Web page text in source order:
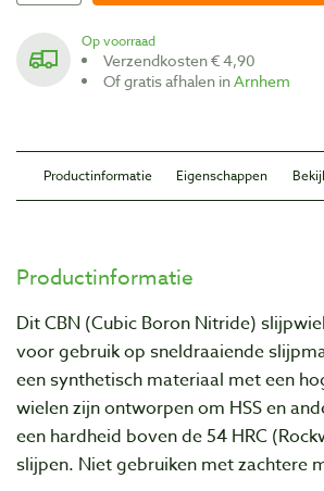
Op voorraad
Verzendkosten € 4,90
Of gratis afhalen inArnhem
Productinformatie Eigenschappen
Productinformatie
Dit CBN (Cubic Boron Nitride)
voor gebruik op sneldraaiende
een synthetisch materiaal met een
wielen zijn ontworpen om HSS en
een hardheid boven de 54 HRC
slijpen. Niet gebruiken met zachtere